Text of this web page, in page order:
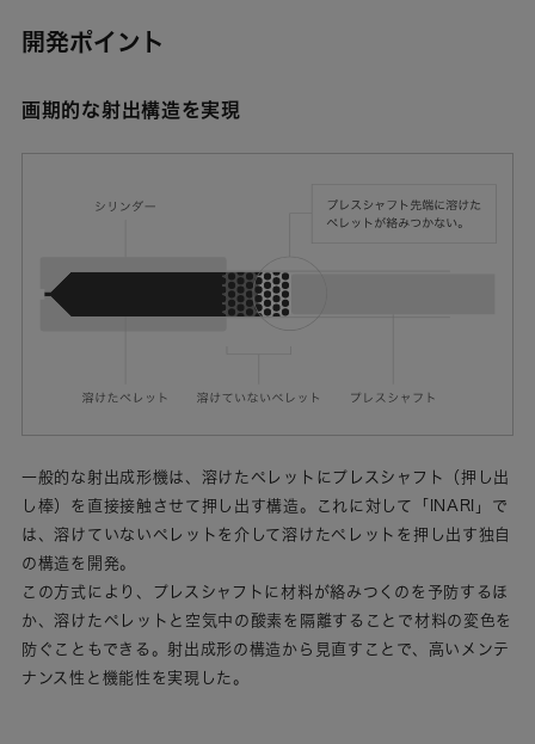
開発ポイント
画期的な射出構造を実現
一般的な射出成形機は、溶けたペレットにプレスシャフト（押し出
し棒）を直接接触させて押し出す構造。これに対して「INARI」で
は、溶けていないペレットを介して溶けたペレットを押し出す独自
の構造を開発。
この方式により、プレスシャフトに材料が絡みつくのを予防するほ
か、溶けたペレットと空気中の酸素を隔離することで材料の変色を
防ぐこともできる。射出成形の構造から見直すことで、高いメンテ
ナンス性と機能性を実現した。